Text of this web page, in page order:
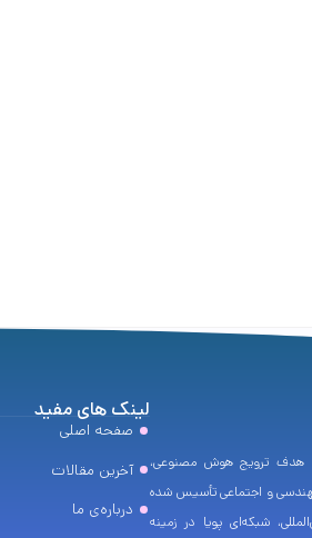
با هدف ترویج هوش مصنوعی،
و اجتماعی تأسیس شده
شبکه‌ای پویا در زمینه
لینک های مفید
صفحه اصلی
آخرین مقالات
درباره‌ی ما